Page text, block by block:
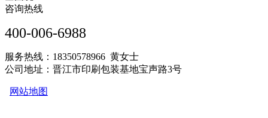
咨询热线
400-006-6988
服务热线：18350578966 黄女士
公司地址：晋江市印刷包装基地宝声路3号
网站地图